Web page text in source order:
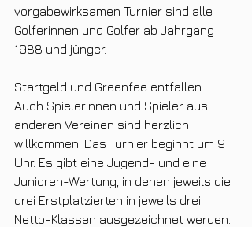
vorgabewirksamen Turnier sind alle
Golferinnen und Golfer ab Jahrgang
1988 und jünger.
Startgeld und Greenfee entfallen.
Auch Spielerinnen und Spieler aus
anderen Vereinen sind herzlich
willkommen. Das Turnier beginnt um 9
Uhr. Es gibt eine Jugend- und eine
Junioren-Wertung, in denen jeweils die
drei Erstplatzierten in jeweils drei
Netto-Klassen ausgezeichnet werden.